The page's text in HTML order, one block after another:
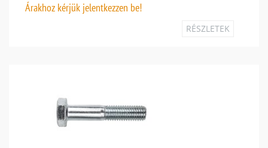
Árakhoz kérjük jelentkezzen be!
RÉSZLETEK